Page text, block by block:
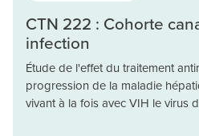
CTN 222 : Cohorte
infection
Étude de l'effet du traitement
progression de la maladie
vivant à la fois avec VIH le virus